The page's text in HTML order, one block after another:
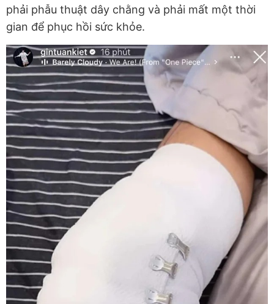
phải phẫu thuật dây chằng và phải mất một thời
gian để phục hồi sức khỏe.